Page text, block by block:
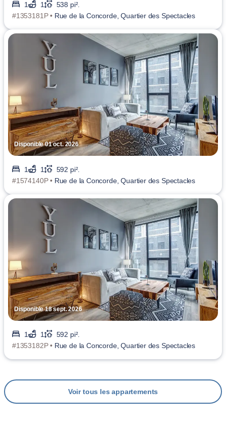
1 1
538 pi².
#1353181P • Rue de la Concorde, Quartier des Spectacles
Disponible 01 oct. 2026
1 1
592 pi².
#1574140P • Rue de la Concorde, Quartier des Spectacles
Disponible 18 sept. 2026
1 1
592 pi².
#1353182P • Rue de la Concorde, Quartier des Spectacles
Voir tous les appartements